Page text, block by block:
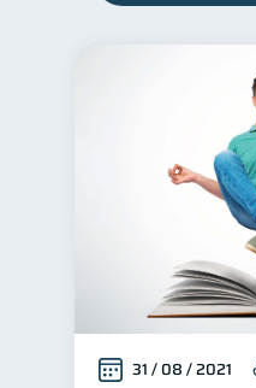
Educación
Finanzas para
Finanzas
Inclusión
Bienestar
Finanzas para
Seguridad
Salud financiera
31 / 08 / 2021